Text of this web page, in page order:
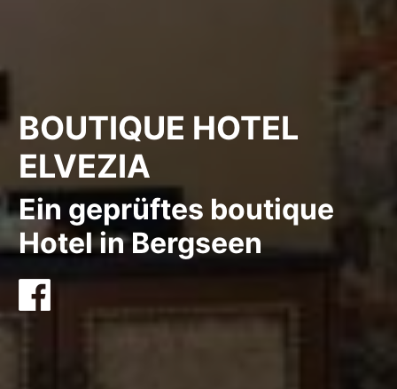
BOUTIQUE HOTEL
ELVEZIA
Ein geprüftes boutique
Hotel in Bergseen